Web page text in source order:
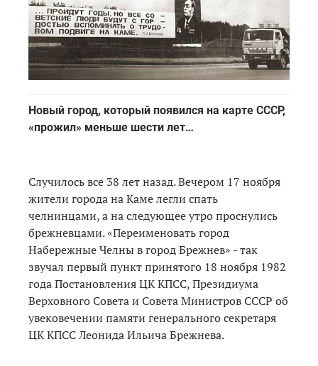
Новый город, который появился на карте СССР,
«прожил» меньше шести лет…
Случилось все 38 лет назад. Вечером 17 ноября
жители города на Каме легли спать
челнинцами, а на следующее утро проснулись
брежневцами. «Переименовать город
Набережные Челны в город Брежнев» - так
звучал первый пункт принятого 18 ноября 1982
года Постановления ЦК КПСС, Президиума
Верховного Совета и Совета Министров СССР об
увековечении памяти генерального секретаря
ЦК КПСС Леонида Ильича Брежнева.